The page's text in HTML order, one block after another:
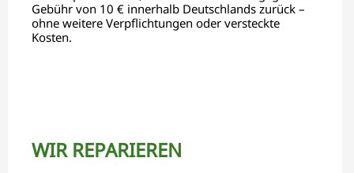
Gebühr von 10 € innerhalb Deutschlands zurück –
ohne weitere Verpflichtungen oder versteckte
Kosten.
WIR REPARIEREN